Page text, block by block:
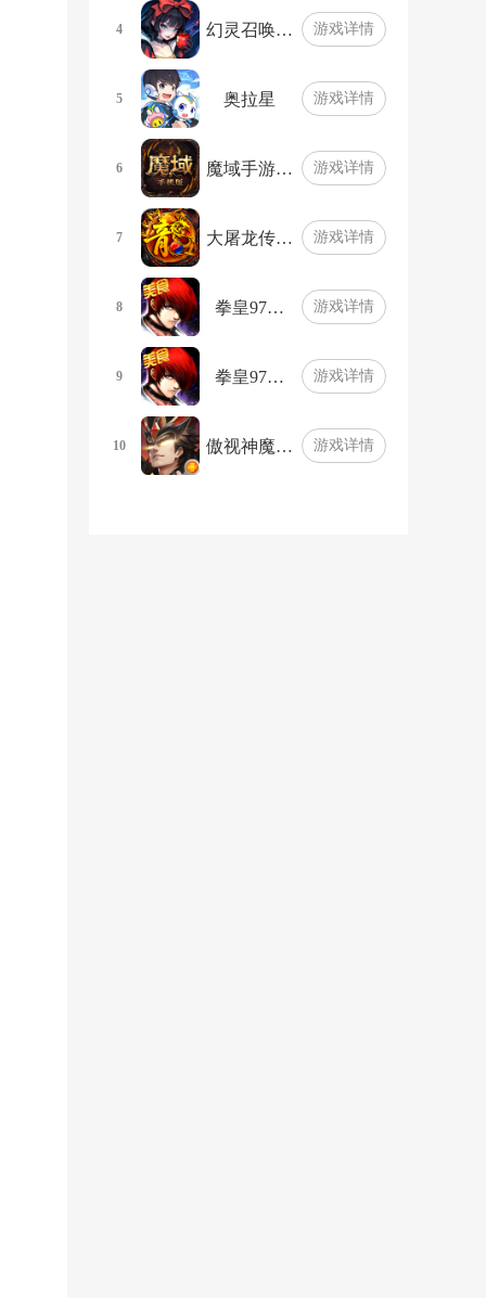
4 幻灵召唤… 游戏详情
5 奥拉星 游戏详情
6 魔域手游… 游戏详情
7 大屠龙传… 游戏详情
8 拳皇97… 游戏详情
9 拳皇97… 游戏详情
10 傲视神魔… 游戏详情